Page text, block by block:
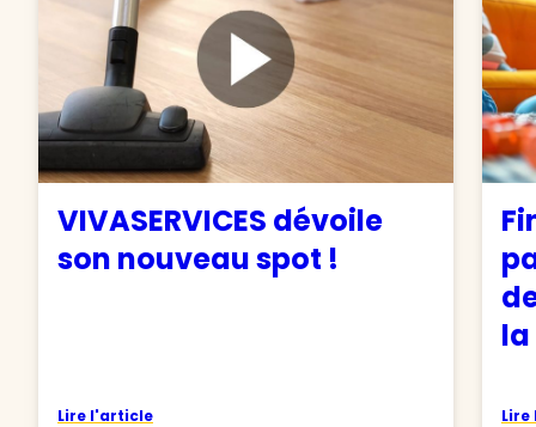
VIVASERVICES dévoile
son nouveau spot !
Lire l'article
la